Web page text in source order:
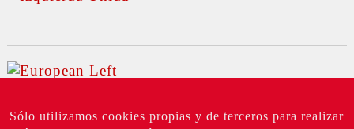
Sólo utilizamos cookies propias y de terceros para realizar